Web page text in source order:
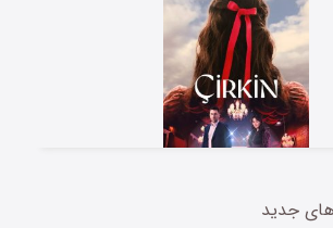
سریال زشتجدید